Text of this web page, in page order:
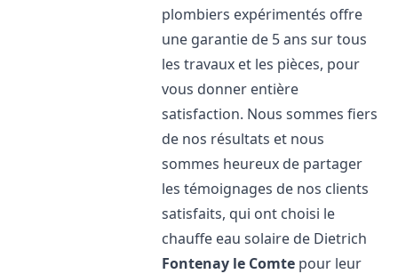
plombiers expérimentés offre
une garantie de 5 ans sur tous
les travaux et les pièces, pour
vous donner entière
satisfaction. Nous sommes fiers
de nos résultats et nous
sommes heureux de partager
les témoignages de nos clients
satisfaits, qui ont choisi le
chauffe eau solaire de Dietrich
Fontenay le Comte pour leur